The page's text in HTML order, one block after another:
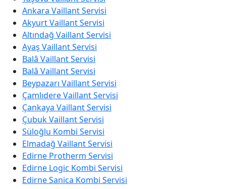
Ankara Vaillant Servisi
Akyurt Vaillant Servisi
Altındağ Vaillant Servisi
Ayaş Vaillant Servisi
Balâ Vaillant Servisi
Balâ Vaillant Servisi
Beypazarı Vaillant Servisi
Çamlıdere Vaillant Servisi
Çankaya Vaillant Servisi
Çubuk Vaillant Servisi
Süloğlu Kombi Servisi
Elmadağ Vaillant Servisi
Edirne Protherm Servisi
Edirne Logic Kombi Servisi
Edirne Sanica Kombi Servisi